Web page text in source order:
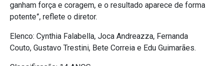
ganham força e coragem, e o resultado aparece de forma
potente”, reflete o diretor.
Elenco: Cynthia Falabella, Joca Andreazza, Fernanda
Couto, Gustavo Trestini, Bete Correia e Edu Guimarães.